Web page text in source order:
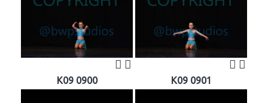
K09 0900 K09 0901